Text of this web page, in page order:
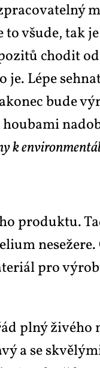
všu­de, tak
cho­dit
Lé­pe
bu­de
hou­ba­mi
k
pro­duk­tu.
pro
pl­ný ži­vé­ho
a se